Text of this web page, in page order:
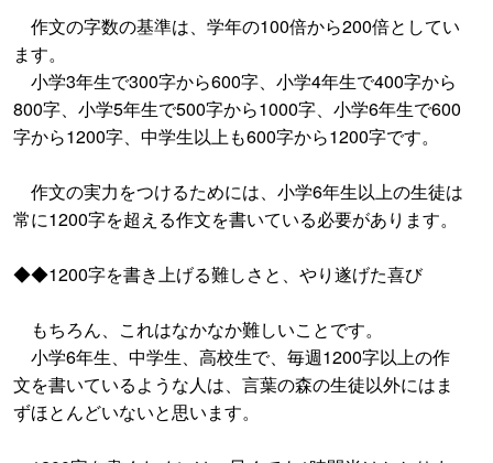
作文の字数の基準は、学年の100倍から200倍としてい
ます。
小学3年生で300字から600字、小学4年生で400字から
800字、小学5年生で500字から1000字、小学6年生で600
字から1200字、中学生以上も600字から1200字です。
作文の実力をつけるためには、小学6年生以上の生徒は
常に1200字を超える作文を書いている必要があります。
◆◆1200字を書き上げる難しさと、やり遂げた喜び
もちろん、これはなかなか難しいことです。
小学6年生、中学生、高校生で、毎週1200字以上の作
文を書いているような人は、言葉の森の生徒以外にはま
ずほとんどいないと思います。